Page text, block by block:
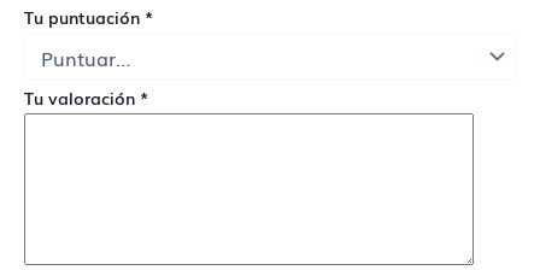
Tu puntuación *
Tu valoración *